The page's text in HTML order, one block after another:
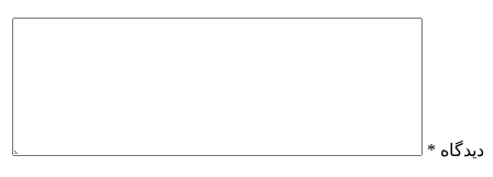
دیدگاه *